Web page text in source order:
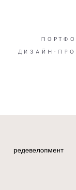
ДИЗАЙН-
редевелопмент